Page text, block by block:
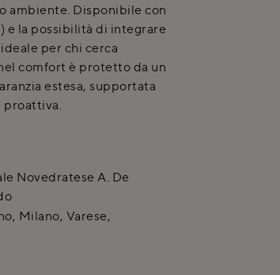
ambiente. Disponibile con
e la possibilità di integrare
per chi cerca
comfort è protetto da un
estesa, supportata
Novedratese A. De
Milano, Varese,